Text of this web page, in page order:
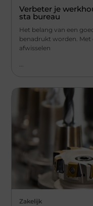
Verbeter je
sta bureau
Het belang van een
benadrukt worden. Met
afwisselen
...
Zakelijk